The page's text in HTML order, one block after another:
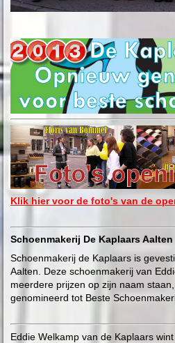
Klik hier voor de foto's van de
Schoenmakerij De Kaplaars Aalten
Schoenmakerij de Kaplaars is
Aalten. Deze schoenmakerij van
meerdere prijzen op zijn naam
genomineerd tot Beste
Eddie Welkamp van de Kaplaars